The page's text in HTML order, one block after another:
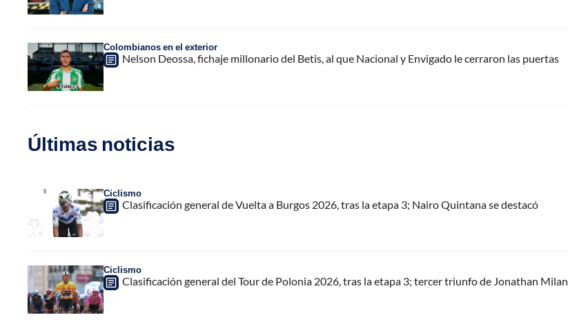
Colombianos en el exterior
Nelson Deossa, fichaje millonario del Betis, al que Nacional y Envigado le cerraron las puertas
Últimas noticias
Ciclismo
Clasificación general de Vuelta a Burgos 2026, tras la etapa 3; Nairo Quintana se destacó
Ciclismo
Clasificación general del Tour de Polonia 2026, tras la etapa 3; tercer triunfo de Jonathan Milan